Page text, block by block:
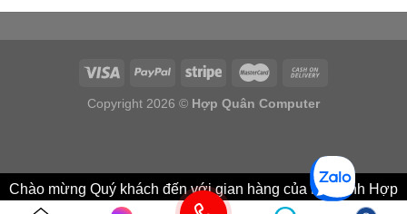
Copyright 2026 © Hợp Quân Computer
Chào mừng Quý khách đến với gian hàng của Máy tính Hợp